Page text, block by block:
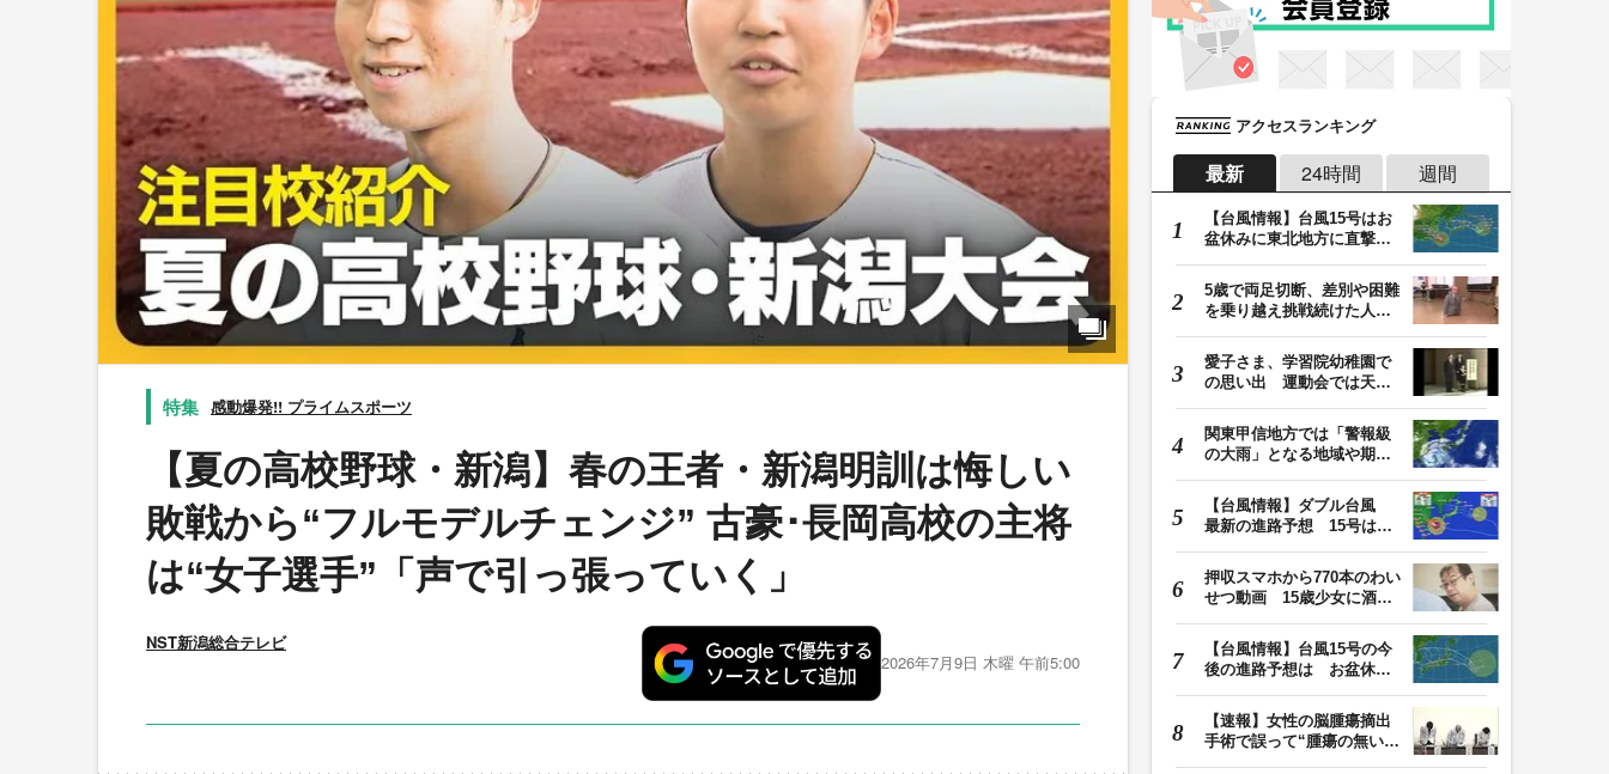
感動爆発!! プライムスポーツ
【夏の高校野球・新潟】春の王者・新潟明訓は悔しい
敗戦から“フルモデルチェンジ” 古豪･長岡高校の主将
は“女子選手”「声で引っ張っていく」
NST新潟総合テレビ
2026年7月9日 木曜 午前5:00
アクセスランキング
最新 24時間 週間
【台風情報】台風15号はお
盆休みに東北地方に直撃す
5歳で両足切断、差別や困難
を乗り越え挑戦続けた人
愛子さま、学習院幼稚園で
の思い出 運動会では天皇
関東甲信地方では「警報級
の大雨」となる地域や期間
【台風情報】ダブル台風
最新の進路予想 15号は北
押収スマホから770本のわい
せつ動画 15歳少女に酒と
【台風情報】台風15号の今
後の進路予想は お盆休み
【速報】女性の脳腫瘍摘出
手術で誤って“腫瘍の無い部